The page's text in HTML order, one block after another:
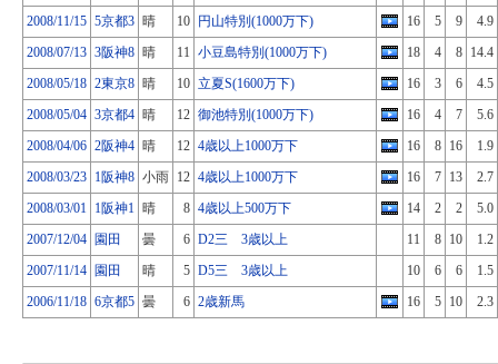
2008/11/15 5京都3 晴 10 円山特別(1000万下) 16 5 9
4.9
2008/07/13 3阪神8 晴 11 小豆島特別(1000万下) 18 4 8 14.4
2008/05/18 2東京8 晴 10 立夏S(1600万下) 16 3 6
4.5
2008/05/04 3京都4 晴 12 御池特別(1000万下) 16 4 7
5.6
2008/04/06 2阪神4 晴 12 4歳以上1000万下 16 8 16
1.9
2008/03/23 1阪神8 小雨 12 4歳以上1000万下 16 7 13
2.7
2008/03/01 1阪神1 晴 8 4歳以上500万下 14 2 2
5.0
2007/12/04
園田 曇 6 D2三 3歳以上 11 8 10
1.2
2007/11/14
園田 晴 5 D5三 3歳以上 10 6 6
1.5
2006/11/18 6京都5 曇 6 2歳新馬 16 5 10 2.3